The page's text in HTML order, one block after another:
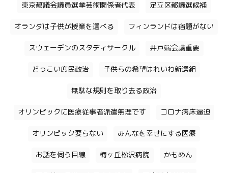
東京都議会議員選挙芸術関係者代表 足立区都議選候補
オランダは子供が授業を選べる フィンランドは宿題がない
スウェーデンのスタディサークル 井戸端会議重要
どっこい庶民政治 子供らの希望はれいわ新選組
無駄な規則を取り去る政治
オリンピックに医療従事者派遣無理です コロナ病床逼迫
オリンピック要らない みんなを幸せにする医療
お話を伺う目線 梅ヶ丘松沢病院 かもめん